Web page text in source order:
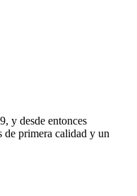
y desde entonces
de primera calidad y un